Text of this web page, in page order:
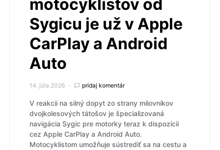
motocyklistov od
Sygicu je už v Apple
CarPlay a Android
Auto
14. júla 2026 pridaj komentár
V reakcii na silný dopyt zo strany milovníkov
dvojkolesových tátošov je špecializovaná
navigácia Sygic pre motorky teraz k dispozícii
cez Apple CarPlay a Android Auto.
Motocyklistom umožňuje sústrediť sa na cestu a